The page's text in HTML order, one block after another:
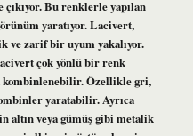
Bu renklerle yapılan
yaratıyor. Lacivert,
ve zarif bir uyum yakalıyor.
çok yönlü bir renk
kombinlenebilir. Özellikle gri,
yaratabilir. Ayrıca
altın veya gümüş gibi metalik